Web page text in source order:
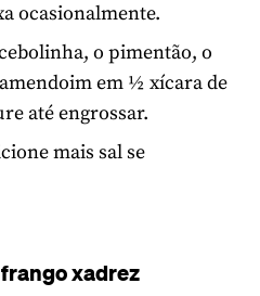
ocasionalmente.
o pimentão, o
em ½ xícara de
até engrossar.
mais sal se
xadrez